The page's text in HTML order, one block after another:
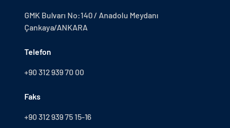
GMK Bulvarı No:140 / Anadolu Meydanı
Çankaya/ANKARA
Telefon
+90 312 939 70 00
Faks
+90 312 939 75 15-16